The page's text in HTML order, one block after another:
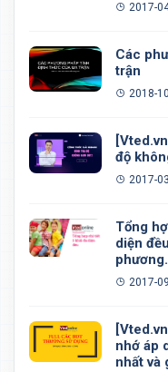
2017-
Các
trận
2018-
độ
2017-
Tổng
diện
đều,2017-
nhớ áp
nhất và